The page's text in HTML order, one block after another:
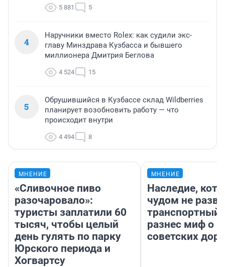
5 881 5
4
Наручники вместо Rolex: как судили экс-
главу Минздрава Кузбасса и бывшего
миллионера Дмитрия Беглова
4 524 15
5
Обрушившийся в Кузбассе склад Wildberries
планирует возобновить работу — что
происходит внутри
4 494 8
МНЕНИЕ
«Сливочное пиво
разочаровало»:
туристы заплатили 60
тысяч, чтобы целый
день гулять по парку
Юрского периода и
Хогвартсу
МНЕНИЕ
Наследие,
чудом не
транспортный
разнес миф о
советских